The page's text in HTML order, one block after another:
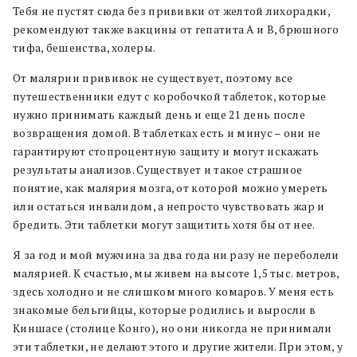
Тебя не пустят сюда без прививки от желтой лихорадки,
рекомендуют также вакцины от гепатита А и В, брюшного
тифа, бешенства, холеры.
От малярии прививок не существует, поэтому все
путешественники едут с коробочкой таблеток, которые
нужно принимать каждый день и еще 21 день после
возвращения домой. В таблетках есть и минус – они не
гарантируют стопроцентную защиту и могут искажать
результаты анализов. Существует и такое страшное
понятие, как малярия мозга, от которой можно умереть
или остаться инвалидом, а непросто чувствовать жар и
бредить. Эти таблетки могут защитить хотя бы от нее.
Я за год и мой мужчина за два года ни разу не переболели
малярией. К счастью, мы живем на высоте 1,5 тыс. метров,
здесь холодно и не слишком много комаров. У меня есть
знакомые бельгийцы, которые родились и выросли в
Киншасе (столице Конго), но они никогда не принимали
эти таблетки, не делают этого и другие жители. При этом, у